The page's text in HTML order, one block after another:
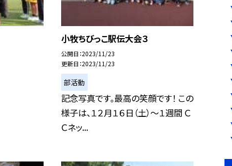
小牧ちびっこ駅伝大会３
公開日 2023/11/23
更新日 2023/11/23
部活動
記念写真です。最高の笑顔です！ この
様子は、１２月１６日（土）〜１週間 Ｃ
Ｃネッ...